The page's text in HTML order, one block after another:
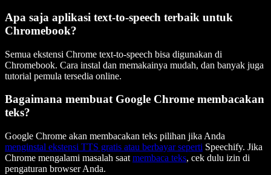
Apa saja aplikasi text-to-speech terbaik untuk
Chromebook?
Semua ekstensi Chrome text-to-speech bisa digunakan di
Chromebook. Cara instal dan memakainya mudah, dan banyak juga
tutorial pemula tersedia online.
Bagaimana membuat Google Chrome membacakan
teks?
Google Chrome akan membacakan teks pilihan jika Anda
menginstal ekstensi TTS gratis atau berbayar seperti Speechify. Jika
Chrome mengalami masalah saat membaca teks, cek dulu izin di
pengaturan browser Anda.